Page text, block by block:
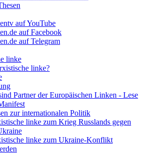
auf YouTube
auf Facebook
auf Telegram
linke
linke?
Partner der Europäischen Linken - Lese
zur internationalen Politik
linke zum Krieg Russlands gegen
linke zum Ukraine-Konflikt